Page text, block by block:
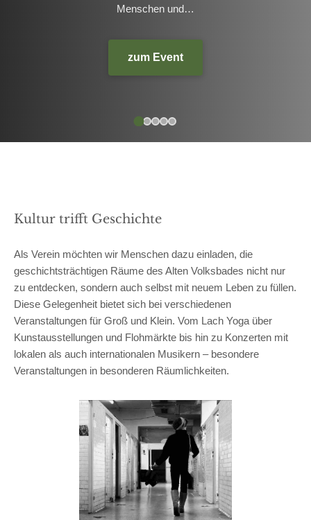
Aquariums auf und erweckte eine einzigartige Mischung aus
zahlreichen Tentakeln…
Kultur trifft Geschichte
Als Verein möchten wir Menschen dazu einladen, die
geschichtsträchtigen Räume des Alten Volksbades nicht nur
zu entdecken, sondern auch selbst mit neuem Leben zu füllen.
Diese Gelegenheit bietet sich bei verschiedenen
Veranstaltungen für Groß und Klein. Vom Lach Yoga über
Kunstausstellungen und Flohmärkte bis hin zu Konzerten mit
lokalen als auch internationalen Musikern – besondere
Veranstaltungen in besonderen Räumlichkeiten.